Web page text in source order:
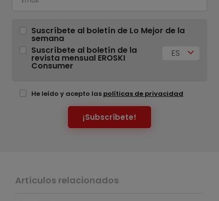
Suscríbete al boletín de Lo Mejor de la
semana
Suscríbete al boletín de la
revista mensual EROSKI
Consumer
ES
He leído y acepto las políticas de privacidad
¡Subscríbete!
Artículos relacionados